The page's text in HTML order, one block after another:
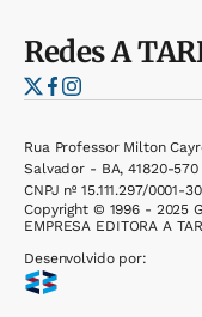
RedesA
Rua Professor Milton
Salvador - BA, 41820-570
CNPJ nº 15.111.297/0001-30
Copyright © 1996 - 2025
EMPRESA EDITORA A
Desenvolvido por: